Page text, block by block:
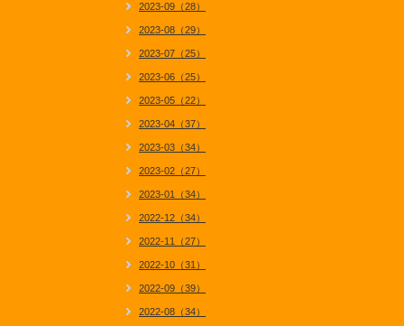
2023-09（28）
2023-08（29）
2023-07（25）
2023-06（25）
2023-05（22）
2023-04（37）
2023-03（34）
2023-02（27）
2023-01（34）
2022-12（34）
2022-11（27）
2022-10（31）
2022-09（39）
2022-08（34）